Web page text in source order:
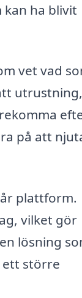
kan ha blivit
vet vad
utrustning,
på att
plattform.
vilket gör
lösning
ett större